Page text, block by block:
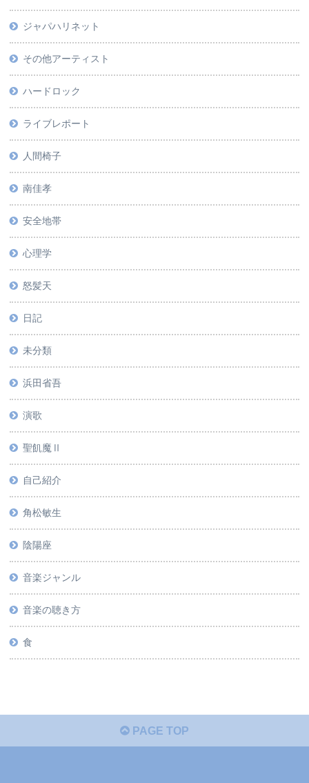
ジャパハリネット
その他アーティスト
ハードロック
ライブレポート
人間椅子
南佳孝
安全地帯
心理学
怒髪天
日記
未分類
浜田省吾
演歌
聖飢魔Ⅱ
自己紹介
角松敏生
陰陽座
音楽ジャンル
音楽の聴き方
食
PAGE TOP